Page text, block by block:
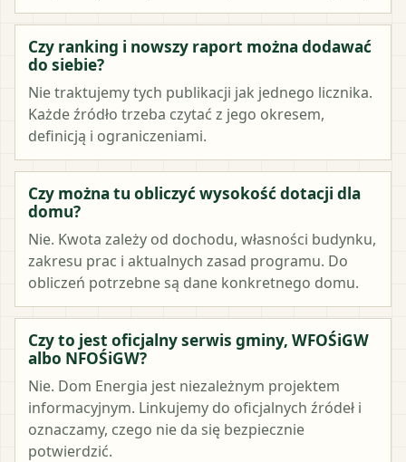
Czy ranking i nowszy raport można dodawać
do siebie?
Nie traktujemy tych publikacji jak jednego licznika.
Każde źródło trzeba czytać z jego okresem,
definicją i ograniczeniami.
Czy można tu obliczyć wysokość dotacji dla
domu?
Nie. Kwota zależy od dochodu, własności budynku,
zakresu prac i aktualnych zasad programu. Do
obliczeń potrzebne są dane konkretnego domu.
Czy to jest oficjalny serwis gminy, WFOŚiGW
albo NFOŚiGW?
Nie. Dom Energia jest niezależnym projektem
informacyjnym. Linkujemy do oficjalnych źródeł i
oznaczamy, czego nie da się bezpiecznie
potwierdzić.